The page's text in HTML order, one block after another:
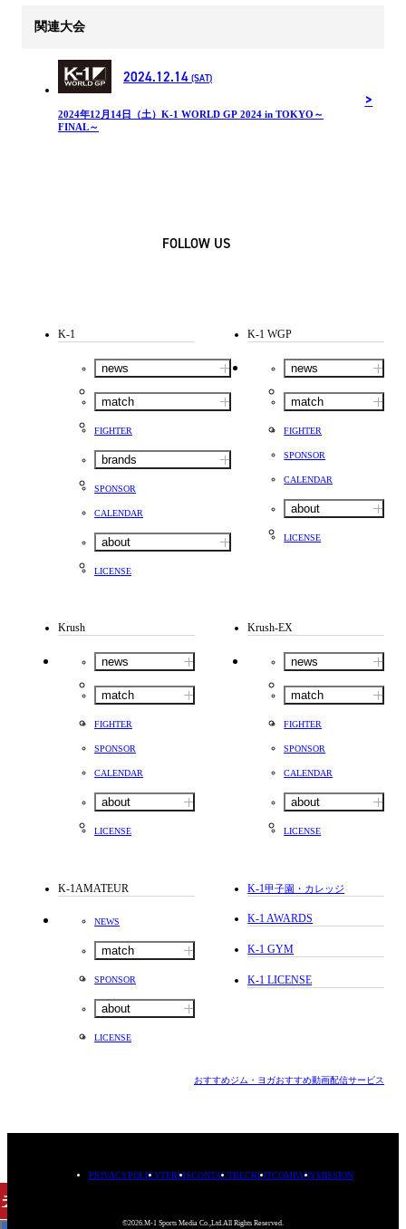
関連大会
2024.12.14 (SAT)
2024年12⽉14⽇（土）K-1 WORLD GP 2024 in TOKYO～
FINAL～
チケット
FOLLOW US
K-1
news
match
FIGHTER
brands
SPONSOR
CALENDAR
about
LICENSE
K-1 WGP
news
match
FIGHTER
SPONSOR
CALENDAR
about
LICENSE
Krush
news
match
FIGHTER
SPONSOR
CALENDAR
about
LICENSE
Krush-EX
news
match
FIGHTER
SPONSOR
CALENDAR
about
LICENSE
K-1AMATEUR
NEWS
match
SPONSOR
about
LICENSE
K-1甲子園・カレッジ
K-1 AWARDS
K-1 GYM
K-1 LICENSE
おすすめジム・ヨガおすすめ動画配信サービス
PRIVACYPOLICYTERMSCONTACTRECRUITCOMPANYMISSION
©2026.M-1 Sports Media Co.,Ltd.All Rights Reserved.